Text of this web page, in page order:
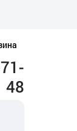
48